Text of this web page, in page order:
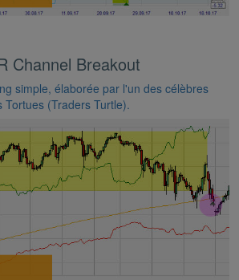
Channel Breakout
simple, élaborée par l'un des célèbres
(Traders Turtle).